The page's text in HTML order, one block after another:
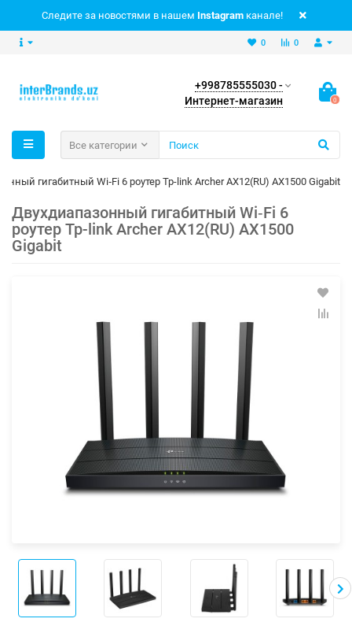
Следите за новостями в нашем Instagram канале!
0
0
+998785555030 -
Интернет-магазин
0
Все категории
гигабитный Wi‑Fi 6 роутер Tp-link Archer AX12(RU) AX1500 Gigabit
Двухдиапазонный гигабитный Wi‑Fi 6
роутер Tp-link Archer AX12(RU) AX1500
Gigabit